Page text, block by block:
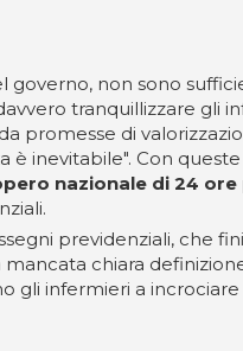
non sono
tranquillizzare gli
promesse di
è inevitabile". Con
nazionale di 24 ore
previdenziali, che
chiara
gli infermieri a incrociare